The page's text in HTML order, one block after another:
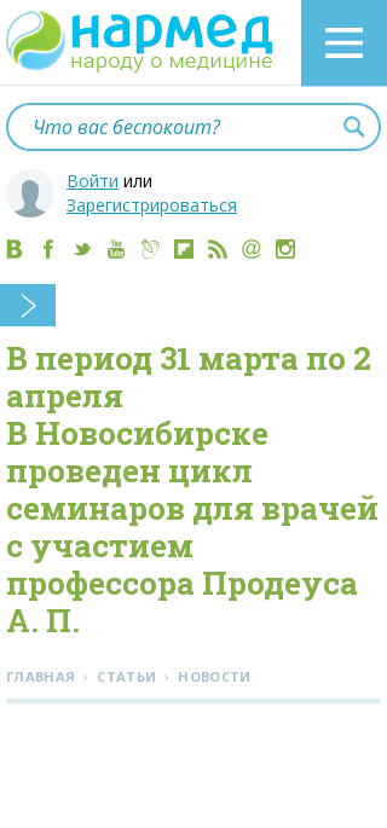
Войти или
Зарегистрироваться
В период 31 марта по 2
апреля
В Новосибирске
проведен цикл
семинаров для врачей
с участием
профессора Продеуса
А. П.
ГЛАВНАЯ › СТАТЬИ › НОВОСТИ